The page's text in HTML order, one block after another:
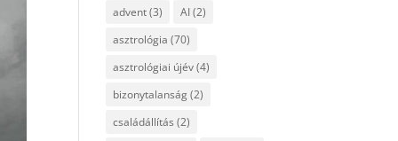
advent(3) AI(2)
asztrológia (70)
asztrológiai újév(4)
bizonytalanság(2)
családállítás (2)